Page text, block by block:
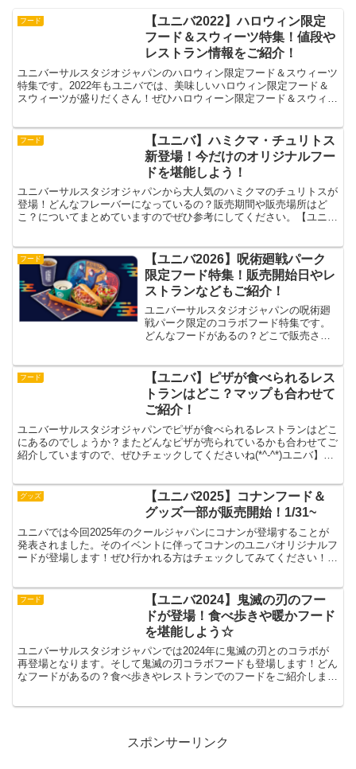
フード
【ユニバ2022】ハロウィン限定
フード＆スウィーツ特集！値段や
レストラン情報をご紹介！
ユニバーサルスタジオジャパンのハロウィン限定フード＆スウィーツ
特集です。2022年もユニバでは、美味しいハロウィン限定フード＆
スウィーツが盛りだくさん！ぜひハロウィーン限定フード＆スウィー
フード
【ユニバ】ハミクマ・チュリトス
新登場！今だけのオリジナルフー
ドを堪能しよう！
ユニバーサルスタジオジャパンから大人気のハミクマのチュリトスが
登場！どんなフレーバーになっているの？販売期間や販売場所はど
こ？についてまとめていますのでぜひ参考にしてください。【ユニ
フード
【ユニバ2026】呪術廻戦パーク
限定フード特集！販売開始日やレ
ストランなどもご紹介！
ユニバーサルスタジオジャパンの呪術廻
戦パーク限定のコラボフード特集です。
どんなフードがあるの？どこで販売され
ク限定のコラボフード特集！呪術高専1年
ズのサンドウィッチセッ...
フード
【ユニバ】ピザが食べられるレス
トランはどこ？マップも合わせて
ご紹介！
ユニバーサルスタジオジャパンでピザが食べられるレストランはどこ
にあるのでしょうか？またどんなピザが売られているかも合わせてご
紹介していますので、ぜひチェックしてくださいね(*^-^*)ユニバ】ピ
グッズ
【ユニバ2025】コナンフード＆
グッズ一部が販売開始！1/31~
ユニバでは今回2025年のクールジャパンにコナンが登場することが
発表されました。そのイベントに伴ってコナンのユニバオリジナルフ
ードが登場します！ぜひ行かれる方はチェックしてみてください！
フード
【ユニバ2024】鬼滅の刃のフー
ドが登場！食べ歩きや暖かフード
を堪能しよう☆
ユニバーサルスタジオジャパンでは2024年に鬼滅の刃とのコラボが
再登場となります。そして鬼滅の刃コラボフードも登場します！どん
なフードがあるの？食べ歩きやレストランでのフードをご紹介しま
スポンサーリンク